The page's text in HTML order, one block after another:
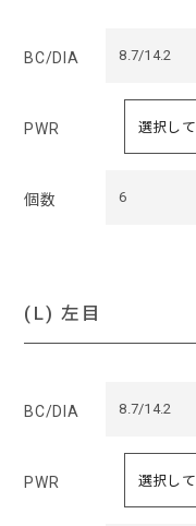
BC/DIA 8.7/14.2
PWR
個数 6
(L) 左目
BC/DIA 8.7/14.2
PWR